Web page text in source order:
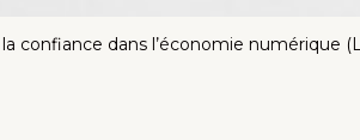
confiance dans l’économie numérique